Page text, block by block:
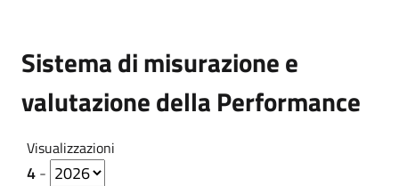
Sistema di misurazione e
valutazione della Performance
Visualizzazioni
4-